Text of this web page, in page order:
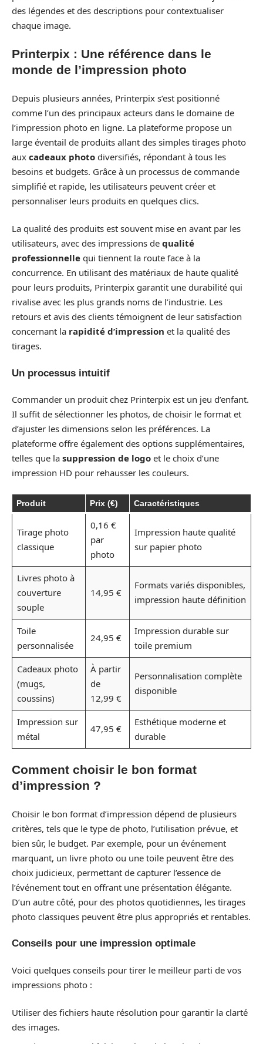
des légendes et des descriptions pour contextualiser
chaque image.
Printerpix : Une référence dans le
monde de l’impression photo
Depuis plusieurs années, Printerpix s’est positionné
comme l’un des principaux acteurs dans le domaine de
l’impression photo en ligne. La plateforme propose un
large éventail de produits allant des simples tirages photo
aux cadeaux photo diversifiés, répondant à tous les
besoins et budgets. Grâce à un processus de commande
simplifié et rapide, les utilisateurs peuvent créer et
personnaliser leurs produits en quelques clics.
La qualité des produits est souvent mise en avant par les
utilisateurs, avec des impressions de qualité
professionnelle qui tiennent la route face à la
concurrence. En utilisant des matériaux de haute qualité
pour leurs produits, Printerpix garantit une durabilité qui
rivalise avec les plus grands noms de l’industrie. Les
retours et avis des clients témoignent de leur satisfaction
concernant la rapidité d’impression et la qualité des
tirages.
Un processus intuitif
Commander un produit chez Printerpix est un jeu d’enfant.
Il suffit de sélectionner les photos, de choisir le format et
d’ajuster les dimensions selon les préférences. La
plateforme offre également des options supplémentaires,
telles que la suppression de logo et le choix d’une
impression HD pour rehausser les couleurs.
Produit Prix (€) Caractéristiques
Tirage photo
classique
0,16 €
par
photo
Impression haute qualité
sur papier photo
Livres photo à
couverture
souple
14,95 €
Formats variés disponibles,
impression haute définition
Toile
personnalisée
24,95 €
Impression durable sur
toile premium
Cadeaux photo
(mugs,
coussins)
À partir
de
12,99 €
Personnalisation complète
disponible
Impression sur
métal
47,95 €
Esthétique moderne et
durable
Comment choisir le bon format
d’impression ?
Choisir le bon format d’impression dépend de plusieurs
critères, tels que le type de photo, l’utilisation prévue, et
bien sûr, le budget. Par exemple, pour un événement
marquant, un livre photo ou une toile peuvent être des
choix judicieux, permettant de capturer l’essence de
l’événement tout en offrant une présentation élégante.
D’un autre côté, pour des photos quotidiennes, les tirages
photo classiques peuvent être plus appropriés et rentables.
Conseils pour une impression optimale
Voici quelques conseils pour tirer le meilleur parti de vos
impressions photo :
Utiliser des fichiers haute résolution pour garantir la clarté
des images.